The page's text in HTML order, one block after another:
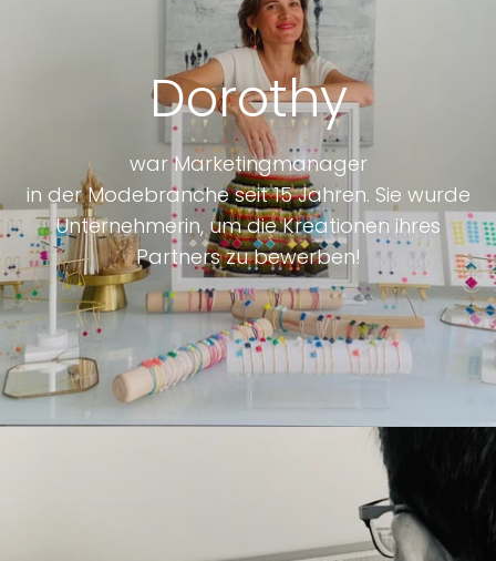
Dorothy
war Marketingmanager
in der Modebranche seit 15 Jahren. Sie wurde
Unternehmerin, um die Kreationen ihres
Partners zu bewerben!